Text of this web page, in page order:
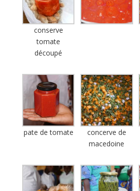
conserve
tomate
découpé
pate de tomate
concerve de
macedoine